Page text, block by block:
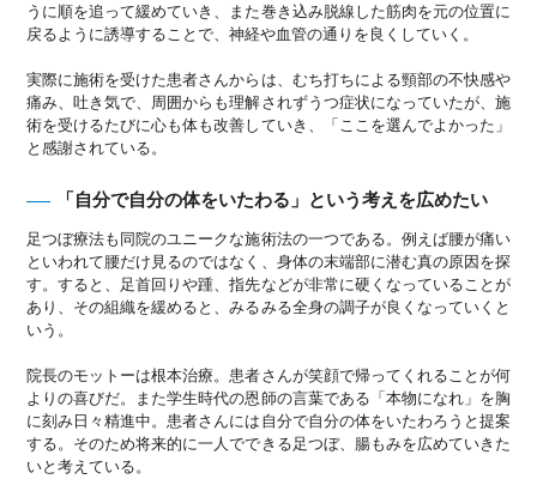
うに順を追って緩めていき、また巻き込み脱線した筋肉を元の位置に
戻るように誘導することで、神経や血管の通りを良くしていく。
実際に施術を受けた患者さんからは、むち打ちによる頸部の不快感や
痛み、吐き気で、周囲からも理解されずうつ症状になっていたが、施
術を受けるたびに心も体も改善していき、「ここを選んでよかった」
と感謝されている。
「自分で自分の体をいたわる」という考えを広めたい
足つぼ療法も同院のユニークな施術法の一つである。例えば腰が痛い
といわれて腰だけ見るのではなく、身体の末端部に潜む真の原因を探
す。すると、足首回りや踵、指先などが非常に硬くなっていることが
あり、その組織を緩めると、みるみる全身の調子が良くなっていくと
いう。
院長のモットーは根本治療。患者さんが笑顔で帰ってくれることが何
よりの喜びだ。また学生時代の恩師の言葉である「本物になれ」を胸
に刻み日々精進中。患者さんには自分で自分の体をいたわろうと提案
する。そのため将来的に一人でできる足つぼ、腸もみを広めていきた
いと考えている。